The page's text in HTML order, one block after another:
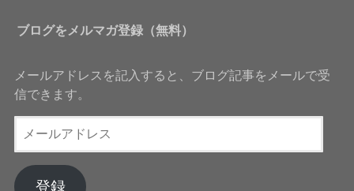
ブログをメルマガ登録（無料）
メールアドレスを記入すると、ブログ記事をメールで受
信できます。
ー
ア
登録